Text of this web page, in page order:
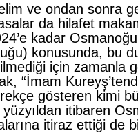
ve ondan sonra
da hilafet
kadar
konusunda, bu
için zamanla
“İmam
gösteren kimi
itibaren
itiraz ettiği de